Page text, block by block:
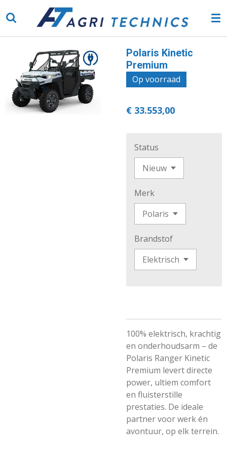
direct
hoofdinhoud
Polaris Kinetic
Premium
Op voorraad
€ 33.553,00
Status
Merk
Brandstof
100% elektrisch, krachtig
en onderhoudsarm – de
Polaris Ranger Kinetic
Premium levert directe
power, ultiem comfort
en fluisterstille
prestaties. De ideale
partner voor werk én
avontuur, op elk terrein.